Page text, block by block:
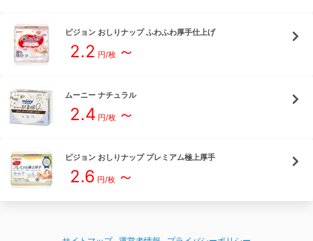
ピジョン おしりナップ ふわふわ厚手仕上げ
2.2 円/枚 ～
ムーニー ナチュラル
2.4 円/枚 ～
ピジョン おしりナップ プレミアム極上厚手
2.6 円/枚 ～